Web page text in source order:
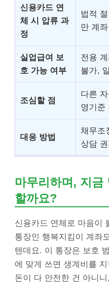
신용카드 연
체 시 압류 과
정
법적
만 계
실업급여 보
호 가능 여부
전용
불가,
조심할 점
다른
영기준
대응 방법
채무조
상담
마무리하며, 지금
할까요?
신용카드 연체로 마음이
통장인 행복지킴이 계좌
텐데요. 이 통장은 보호
에 맞게 쓰면 생계비를
돈이 다 안전한 건 아니